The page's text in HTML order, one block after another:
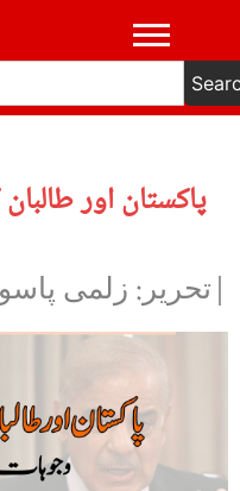
پاکستان اور
|تحریر: زلمی